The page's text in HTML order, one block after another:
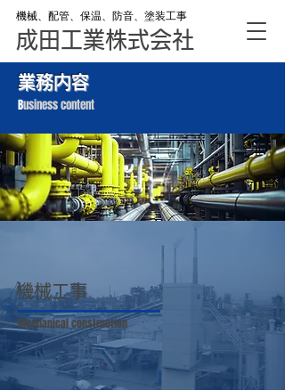
機械、配管、保温、防⾳、塗装⼯事
成田工業株式会社
業務内容
Business content
機械工事
Mechanical construction